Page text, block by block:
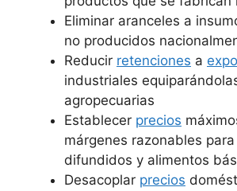
Eliminar aranceles a
no producidos
Reducir retenciones a
industriales
agropecuarias
Establecer precios
márgenes razonables
difundidos y alimentos
Desacoplar precios